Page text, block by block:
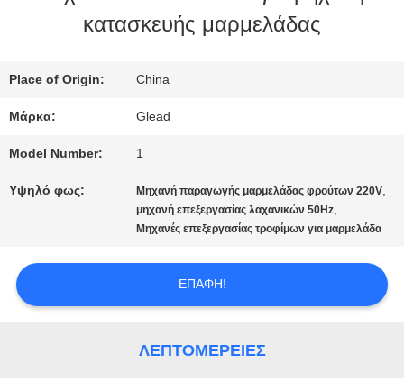
ΕΜΆΣ
ΣΤΟ
ΕΡΓΟΣΤΆΣΙΟ
ΈΛΕΓΧΟΣ
κατασκευής μαρμελάδας
Place of Origin: China
Μάρκα: Glead
Model Number: 1
Υψηλό φως: Μηχανή παραγωγής μαρμελάδας φρούτων 220V,
μηχανή επεξεργασίας λαχανικών 50Hz,
Μηχανές επεξεργασίας τροφίμων για μαρμελάδα
ΕΠΑΦΉ!
ΛΕΠΤΟΜΈΡΕΙΕΣ